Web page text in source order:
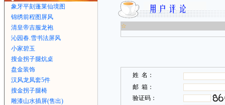
象牙平刻蓬莱仙境图
锦绣前程图屏风
清皇帝吉服龙袍
沁园春.雪书法屏风
小家碧玉
搜金拐子腿炕桌
盘金装饰
汉风龙凤套5件
搜金拐子腿椅
雕漆山水插屏(售出)
☆
姓 名：
邮 箱：
验证码：